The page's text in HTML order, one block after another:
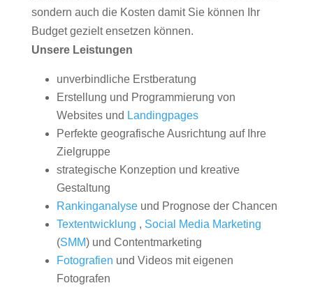
sondern auch die Kosten damit Sie können Ihr
Budget gezielt ensetzen können.
Unsere Leistungen
unverbindliche Erstberatung
Erstellung und Programmierung von
Websites und Landingpages
Perfekte geografische Ausrichtung auf Ihre
Zielgruppe
strategische Konzeption und kreative
Gestaltung
Rankinganalyseund Prognose der Chancen
Textentwicklung , Social Media Marketing
(SMM) und Contentmarketing
Fotografien und Videos mit eigenen
Fotografen